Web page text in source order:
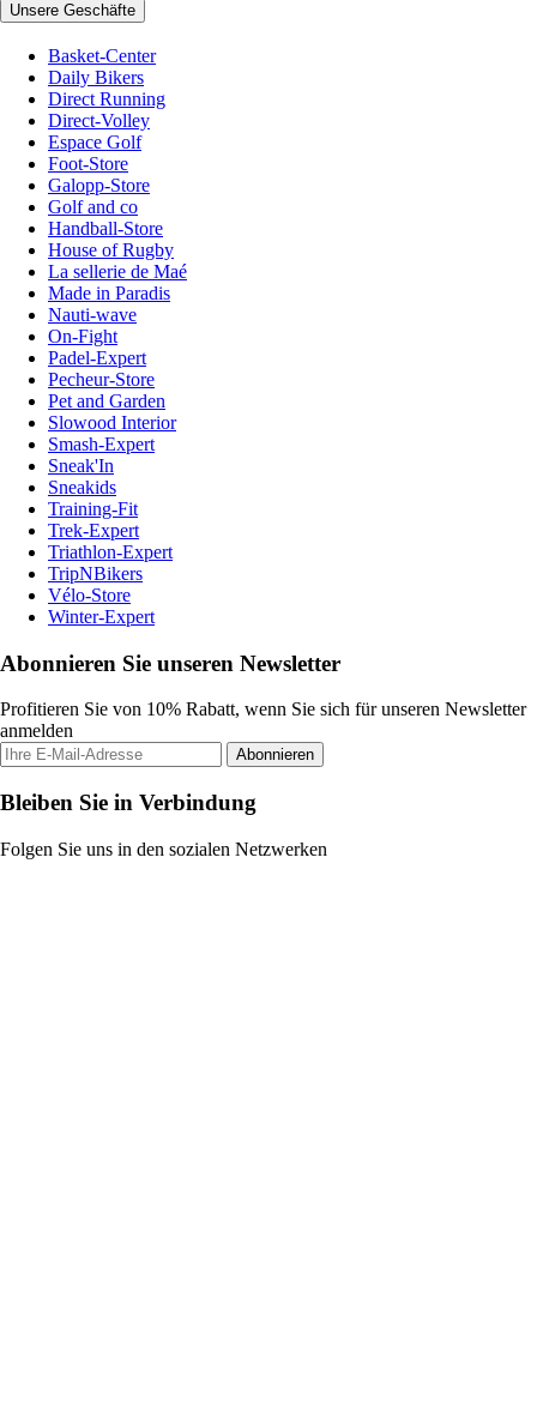
Unsere Geschäfte
Basket-Center
Daily Bikers
Direct Running
Direct-Volley
Espace Golf
Foot-Store
Galopp-Store
Golf and co
Handball-Store
House of Rugby
La sellerie de Maé
Made in Paradis
Nauti-wave
On-Fight
Padel-Expert
Pecheur-Store
Pet and Garden
Slowood Interior
Smash-Expert
Sneak'In
Sneakids
Training-Fit
Trek-Expert
Triathlon-Expert
TripNBikers
Vélo-Store
Winter-Expert
Abonnieren Sie unseren Newsletter
Profitieren Sie von 10% Rabatt, wenn Sie sich für unseren Newsletter
anmelden
Abonnieren
Bleiben Sie in Verbindung
Folgen Sie uns in den sozialen Netzwerken